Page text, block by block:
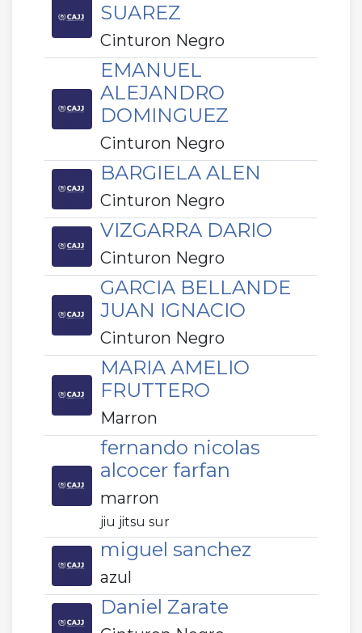
SUAREZ
Cinturon Negro
EMANUEL
ALEJANDRO
DOMINGUEZ
Cinturon Negro
BARGIELA ALEN
Cinturon Negro
VIZGARRA DARIO
Cinturon Negro
GARCIA BELLANDE
JUAN IGNACIO
Cinturon Negro
MARIA AMELIO
FRUTTERO
Marron
fernando nicolas
alcocer farfan
marron
jiu jitsu sur
miguel sanchez
azul
Daniel Zarate